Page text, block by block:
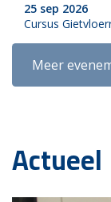
25 sep 2026
Cursus
Meer
Actueel